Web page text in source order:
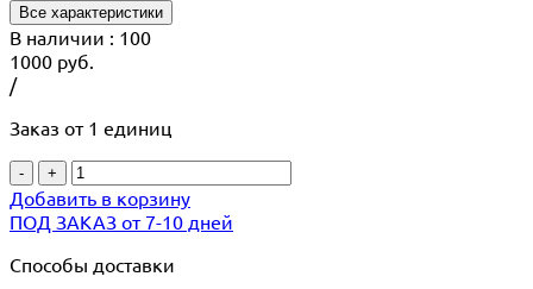
Все характеристики
В наличии : 100
1000 руб.
/
Заказ от 1 единиц
- +
Добавить в корзину
ПОД ЗАКАЗ от 7-10 дней
Способы доставки